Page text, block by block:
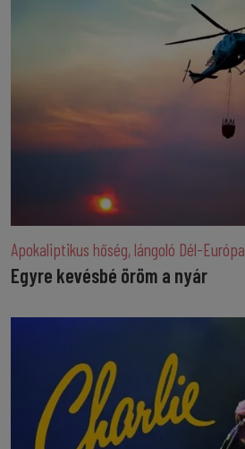
Apokaliptikus hőség, lángoló Dél-Európa
Egyre kevésbé öröm a nyár